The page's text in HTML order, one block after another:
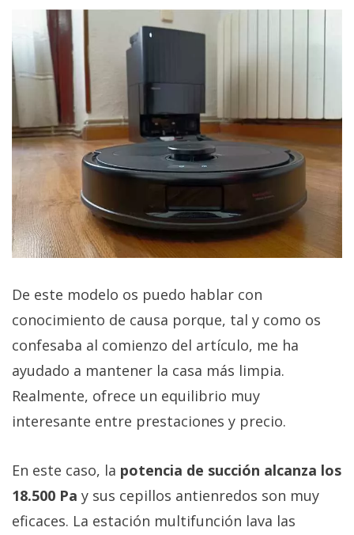
De este modelo os puedo hablar con
conocimiento de causa porque, tal y como os
confesaba al comienzo del artículo, me ha
ayudado a mantener la casa más limpia.
Realmente, ofrece un equilibrio muy
interesante entre prestaciones y precio.
En este caso, la potencia de succión alcanza los
18.500 Pa y sus cepillos antienredos son muy
eficaces. La estación multifunción lava las